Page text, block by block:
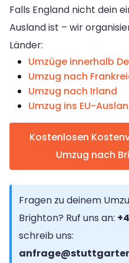
Falls England nicht dein
Ausland ist – wir
Länder:
Umzüge innerhalb
Umzug nach
Umzug nach Irland
Umzug ins EU-
Kostenlosen
Umzug nach
Fragen zu deinem
Brighton? Ruf uns an:
schreib uns: